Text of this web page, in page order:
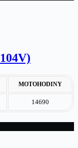
MOTOHODINY
14690